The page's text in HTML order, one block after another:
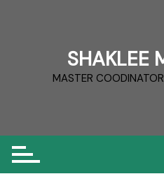
SHAKLEE
MASTER